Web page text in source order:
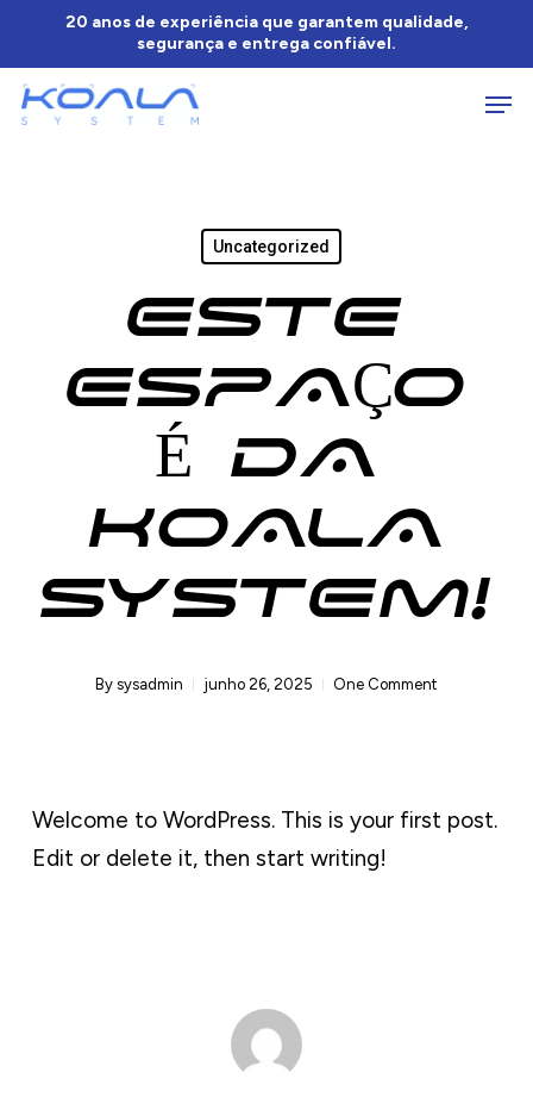
main
content
20 anos de experiência que garantem qualidade,
segurança e entrega confiável.
Uncategorized
ESTE
ESPAÇO
É DA
KOALA
SYSTEM!
By sysadmin junho 26, 2025 One Comment
Welcome to WordPress. This is your first post.
Edit or delete it, then start writing!